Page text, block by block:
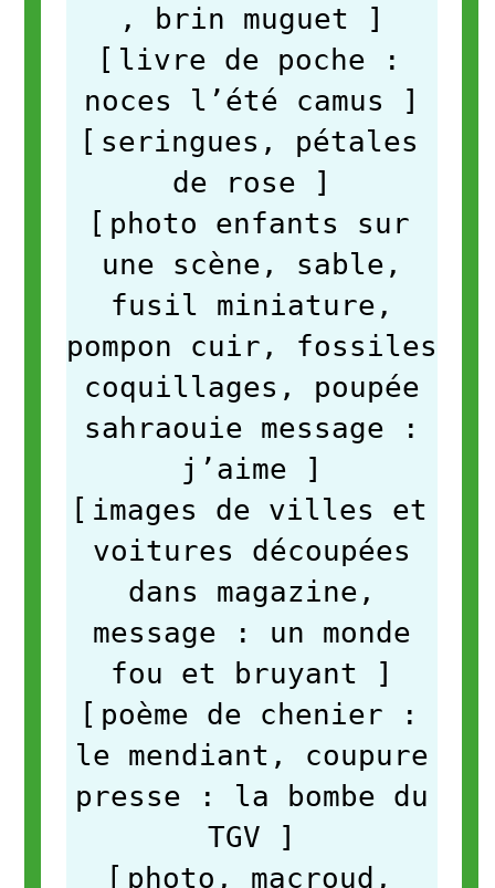
, brin muguet
]
[ livre de poche :
noces l’été camus
]
[ seringues, pétales
de rose
]
[ photo enfants sur
une scène, sable,
fusil miniature,
pompon cuir, fossiles
coquillages, poupée
sahraouie message :
j’aime
]
[ images de villes et
voitures découpées
dans magazine,
message : un monde
fou et bruyant
]
[ poème de chenier :
le mendiant, coupure
presse : la bombe du
TGV
]
[ photo, macroud,